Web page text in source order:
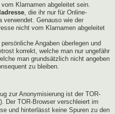
Klarnamen abgeleitet sein.
, die ihr nur für Online-
Genauso wie der
nicht vom Klarnamen abgeleitet
Angaben überlegen und
korrekt, welche man nur ungefähr
man grundsätzlich nicht angeben
zu bleiben.
zur Anonymisierung ist der TOR-
). Der TOR-Browser verschleiert im
und hinterlässt keine Spuren zu den